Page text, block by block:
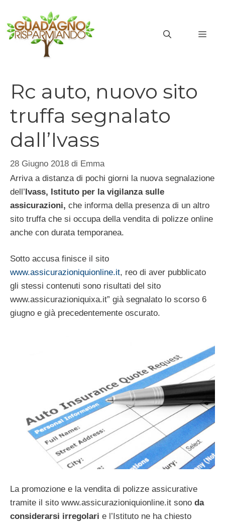
contenuto
Rc auto, nuovo sito
truffa segnalato
dall’Ivass
28 Giugno 2018 di Emma
Arriva a distanza di pochi giorni la nuova segnalazione
dell’Ivass, Istituto per la vigilanza sulle
assicurazioni, che informa della presenza di un altro
sito truffa che si occupa della vendita di polizze online
anche con durata temporanea.
Sotto accusa finisce il sito
www.assicurazioniquionline.it, reo di aver pubblicato
gli stessi contenuti sono risultati del sito
www.assicurazioniquixa.it” già segnalato lo scorso 6
giugno e già precedentemente oscurato.
La promozione e la vendita di polizze assicurative
tramite il sito www.assicurazioniquionline.it sono da
considerarsi irregolari e l’Istituto ne ha chiesto